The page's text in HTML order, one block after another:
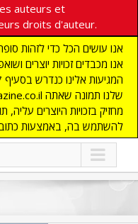
auteurs et
droits d'auteur.
אנו עושים הכל כדי לזהות
אנו מכבדים זכויות יוצרים
מחזיק בזכויות היוצרים
להשתמש בה, באמצעות